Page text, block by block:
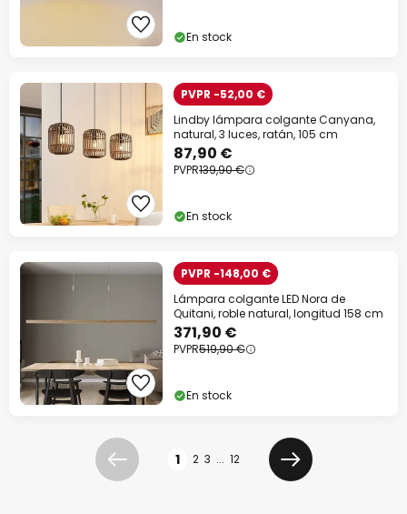
En stock
PVPR -52,00 €
Lindby lámpara colgante Canyana,
natural, 3 luces, ratán, 105 cm
87,90 €
PVPR139,90 €
En stock
PVPR -148,00 €
Lámpara colgante LED Nora de
Quitani, roble natural, longitud 158 cm
371,90 €
PVPR519,90 €
En stock
Anterior 1 2 3 ... 12
Siguiente